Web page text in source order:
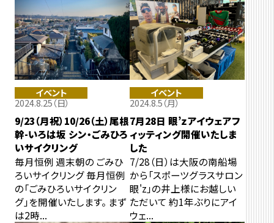
イベント
2024.8.25（日）
9/23（月祝）10/26（土）尾根
幹-いろは坂 シン・ごみひろ
いサイクリング
毎月恒例 週末朝の ごみひ
ろいサイクリング 毎月恒例
の「ごみひろいサイクリン
グ」を開催いたします。 まず
は2時...
イベント
2024.8.5（月）
7月28日 眼’ｚアイウェアフ
ィッティング開催いたしま
した
7/28（日）は大阪の南船場
から「スポーツグラスサロン
眼'z」の井上様にお越しい
ただいて 約1年ぶりにアイ
ウェ...